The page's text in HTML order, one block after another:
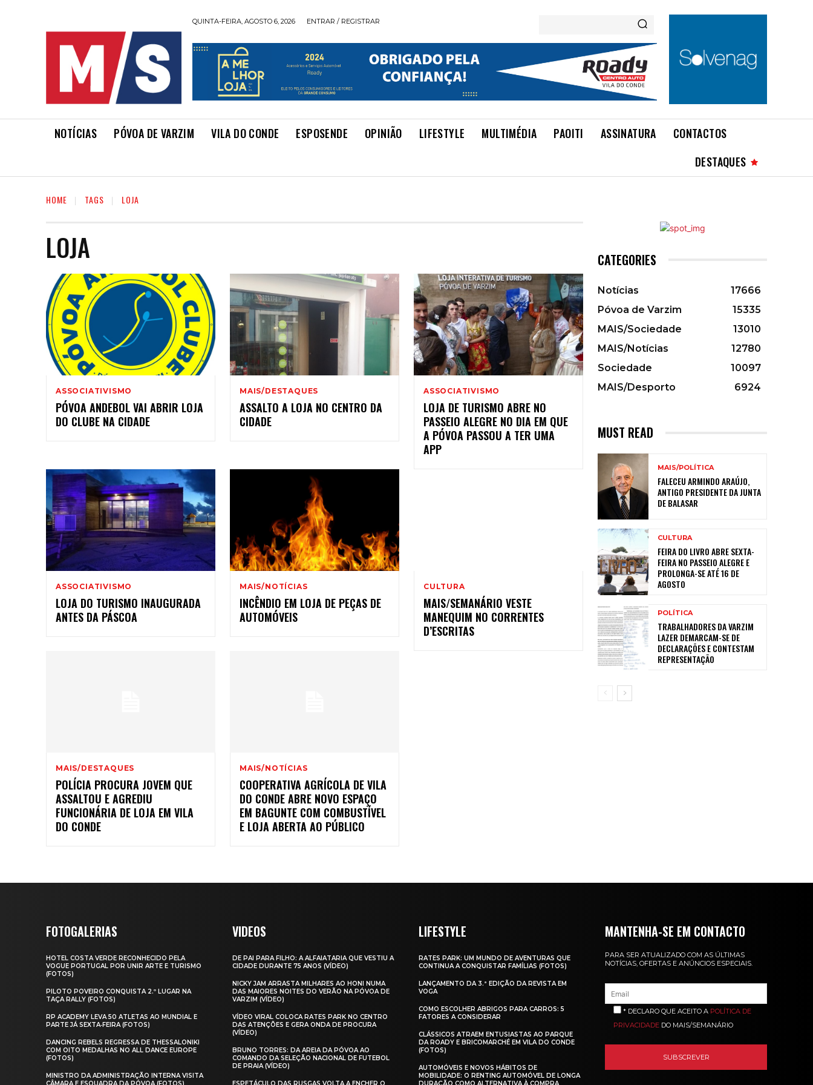
QUINTA-FEIRA, AGOSTO 6, 2026 ENTRAR / REGISTRAR
NOTÍCIAS PÓVOA DE VARZIM VILA DO CONDE ESPOSENDE OPINIÃO LIFESTYLE MULTIMÉDIA PAOITI ASSINATURA
CONTACTOS
DESTAQUES
HOME TAGS LOJA
LOJA
ASSOCIATIVISMO
PÓVOA ANDEBOL VAI ABRIR LOJA
DO CLUBE NA CIDADE
MAIS/DESTAQUES
ASSALTO A LOJA NO CENTRO DA
CIDADE
ASSOCIATIVISMO
LOJA DE TURISMO ABRE NO
PASSEIO ALEGRE NO DIA EM QUE
A PÓVOA PASSOU A TER UMA
APP
ASSOCIATIVISMO
LOJA DO TURISMO INAUGURADA
ANTES DA PÁSCOA
MAIS/NOTÍCIAS
INCÊNDIO EM LOJA DE PEÇAS DE
AUTOMÓVEIS
CULTURA
MAIS/SEMANÁRIO VESTE
MANEQUIM NO CORRENTES
D’ESCRITAS
MAIS/DESTAQUES
POLÍCIA PROCURA JOVEM QUE
ASSALTOU E AGREDIU
FUNCIONÁRIA DE LOJA EM VILA
DO CONDE
MAIS/NOTÍCIAS
COOPERATIVA AGRÍCOLA DE VILA
DO CONDE ABRE NOVO ESPAÇO
EM BAGUNTE COM COMBUSTÍVEL
E LOJA ABERTA AO PÚBLICO
CATEGORIES
Notícias
17666
Póvoa de Varzim
15335
MAIS/Sociedade
13010
MAIS/Notícias
12780
Sociedade
10097
MAIS/Desporto
6924
MUST READ
MAIS/POLÍTICA
FALECEU ARMINDO ARAÚJO,
ANTIGO PRESIDENTE DA JUNTA
DE BALASAR
CULTURA
FEIRA DO LIVRO ABRE SEXTA-
FEIRA NO PASSEIO ALEGRE E
PROLONGA-SE ATÉ 16 DE
AGOSTO
POLÍTICA
TRABALHADORES DA VARZIM
LAZER DEMARCAM-SE DE
DECLARAÇÕES E CONTESTAM
REPRESENTAÇÃO
FOTOGALERIAS
HOTEL COSTA VERDE RECONHECIDO PELA
VOGUE PORTUGAL POR UNIR ARTE E TURISMO
(FOTOS)
PILOTO POVEIRO CONQUISTA 2.º LUGAR NA
TAÇA RALLY (FOTOS)
RP ACADEMY LEVA 50 ATLETAS AO MUNDIAL E
PARTE JÁ SEXTA‑FEIRA (FOTOS)
DANCING REBELS REGRESSA DE THESSALONIKI
COM OITO MEDALHAS NO ALL DANCE EUROPE
(FOTOS)
MINISTRO DA ADMINISTRAÇÃO INTERNA VISITA
VIDEOS
DE PAI PARA FILHO: A ALFAIATARIA QUE VESTIU A
CIDADE DURANTE 75 ANOS (VÍDEO)
NICKY JAM ARRASTA MILHARES AO HONI NUMA
DAS MAIORES NOITES DO VERÃO NA PÓVOA DE
VARZIM (VÍDEO)
VÍDEO VIRAL COLOCA RATES PARK NO CENTRO
DAS ATENÇÕES E GERA ONDA DE PROCURA
(VÍDEO)
BRUNO TORRES: DA AREIA DA PÓVOA AO
COMANDO DA SELEÇÃO NACIONAL DE FUTEBOL
DE PRAIA (VÍDEO)
LIFESTYLE
RATES PARK: UM MUNDO DE AVENTURAS QUE
CONTINUA A CONQUISTAR FAMÍLIAS (FOTOS)
LANÇAMENTO DA 3.ª EDIÇÃO DA REVISTA EM
VOGA
COMO ESCOLHER ABRIGOS PARA CARROS: 5
FATORES A CONSIDERAR
CLÁSSICOS ATRAEM ENTUSIASTAS AO PARQUE
DA ROADY E BRICOMARCHÉ EM VILA DO CONDE
(FOTOS)
AUTOMÓVEIS E NOVOS HÁBITOS DE
MOBILIDADE: O RENTING AUTOMÓVEL DE LONGA
MANTENHA-SE EM CONTACTO
PARA SER ATUALIZADO COM AS ÚLTIMAS
NOTÍCIAS, OFERTAS E ANÚNCIOS ESPECIAIS.
* DECLARO QUE ACEITO A POLÍTICA DE
PRIVACIDADE DO MAIS/SEMANÁRIO